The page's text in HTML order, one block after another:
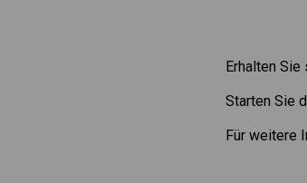
Erhalten
Starten Sie
Für weitere